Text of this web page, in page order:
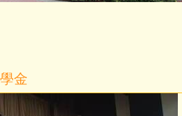
金